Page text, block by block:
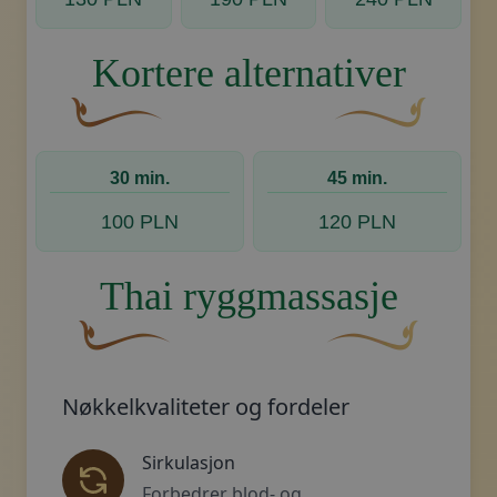
Kortere alternativer
30 min.
100 PLN
45 min.
120 PLN
Thai ryggmassasje
Nøkkelkvaliteter og fordeler
Sirkulasjon